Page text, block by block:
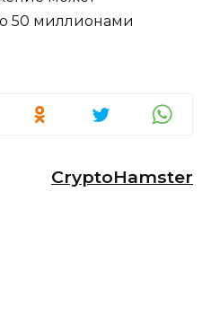
50 миллионами
CryptoHamster